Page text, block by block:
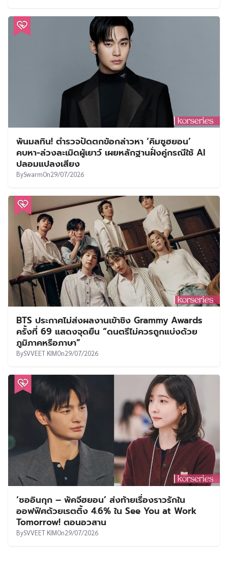
พ้นมลทิน! ตำรวจปัดตกข้อกล่าวหา ‘คิมซูฮยอน’
คบหา-ล่วงละเมิดผู้เยาว์ เผยหลักฐานฝั่งคู่กรณีใช้ AI
ปลอมแปลงเสียง
BySwarmOn29/07/2026
BTS ประกาศไม่ส่งผลงานเข้าชิง Grammy Awards
ครั้งที่ 69 แสดงจุดยืน “ดนตรีไม่ควรถูกแบ่งด้วย
ภูมิภาคหรือภาษา”
BySVVEET KIMOn29/07/2026
‘ซออินกุก – พัคจีฮยอน’ ส่งท้ายเรื่องราวรักใน
ออฟฟิศด้วยเรตติ้ง 4.6% ใน See You at Work
Tomorrow! ตอนอวสาน
BySVVEET KIMOn29/07/2026